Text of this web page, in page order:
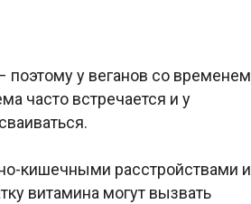
у веганов со временем
часто встречается и у
кишечными расстройствами и
витамина могут вызвать